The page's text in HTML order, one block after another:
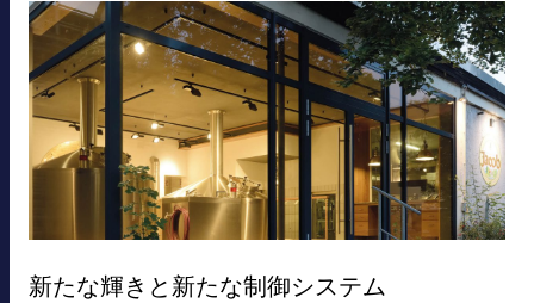
新たな輝きと新たな制御システム